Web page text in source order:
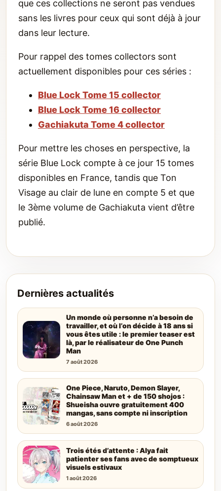
que ces collections ne seront pas vendues
sans les livres pour ceux qui sont déjà à jour
dans leur lecture.
Pour rappel des tomes collectors sont
actuellement disponibles pour ces séries :
Blue Lock Tome 15 collector
Blue Lock Tome 16 collector
Gachiakuta Tome 4 collector
Pour mettre les choses en perspective, la
série Blue Lock compte à ce jour 15 tomes
disponibles en France, tandis que Ton
Visage au clair de lune en compte 5 et que
le 3ème volume de Gachiakuta vient d’être
publié.
Dernières actualités
Un monde où personne n’a besoin de
travailler, et où l’on décide à 18 ans si
vous êtes utile : le premier teaser est
là, par le réalisateur de One Punch
Man
7 août 2026
One Piece, Naruto, Demon Slayer,
Chainsaw Man et + de 150 shojos :
Shueisha ouvre gratuitement 400
mangas, sans compte ni inscription
6 août 2026
Trois étés d’attente : Alya fait
patienter ses fans avec de somptueux
visuels estivaux
1 août 2026